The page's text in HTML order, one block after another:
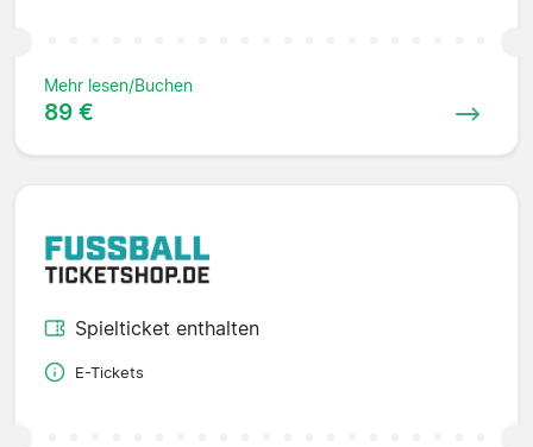
Mehr lesen/Buchen
89 €
Spielticket enthalten
E-Tickets